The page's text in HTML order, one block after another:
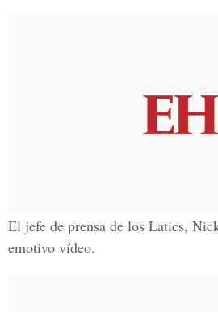
El jefe de prensa de los Latics,
emotivo vídeo.